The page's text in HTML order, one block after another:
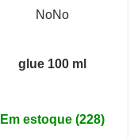
NoNo
glue 100 ml
Em estoque (228)